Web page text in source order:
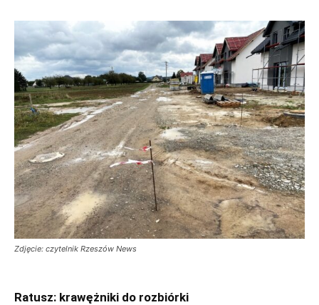
Zdjęcie: czytelnik Rzeszów News
Ratusz: krawężniki do rozbiórki